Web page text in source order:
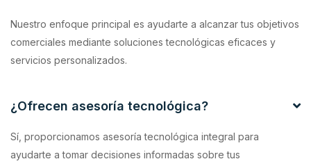
Nuestro enfoque principal es ayudarte a alcanzar tus objetivos
comerciales mediante soluciones tecnológicas eficaces y
servicios personalizados.
¿Ofrecen asesoría tecnológica?
Sí, proporcionamos asesoría tecnológica integral para
ayudarte a tomar decisiones informadas sobre tus